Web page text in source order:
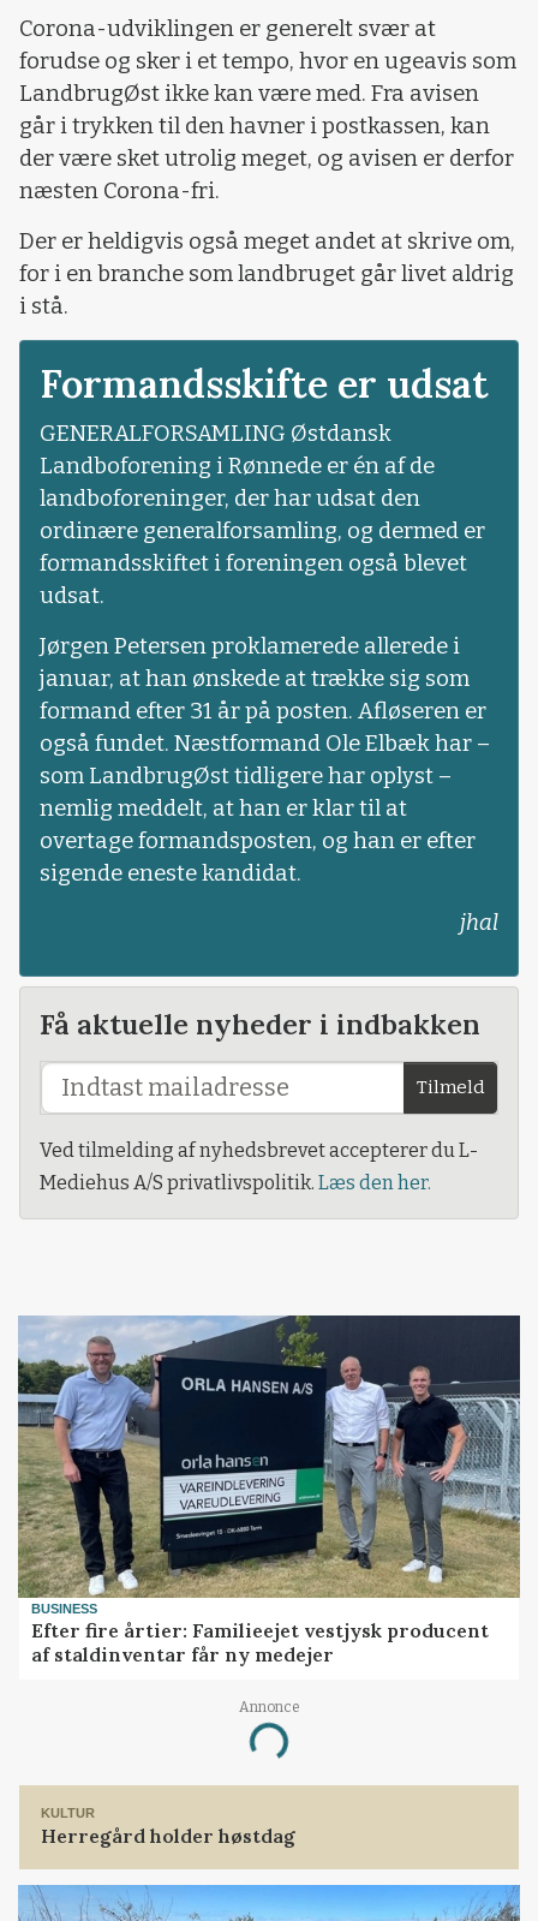
Corona-udviklingen er generelt svær at
forudse og sker i et tempo, hvor en ugeavis som
LandbrugØst ikke kan være med. Fra avisen
går i trykken til den havner i postkassen, kan
der være sket utrolig meget, og avisen er derfor
næsten Corona-fri.
Der er heldigvis også meget andet at skrive om,
for i en branche som landbruget går livet aldrig
i stå.
Formandsskifte er udsat
GENERALFORSAMLING Østdansk
Landboforening i Rønnede er én af de
landboforeninger, der har udsat den
ordinære generalforsamling, og dermed er
formandsskiftet i foreningen også blevet
udsat.
Jørgen Petersen proklamerede allerede i
januar, at han ønskede at trække sig som
formand efter 31 år på posten. Afløseren er
også fundet. Næstformand Ole Elbæk har –
som LandbrugØst tidligere har oplyst –
nemlig meddelt, at han er klar til at
overtage formandsposten, og han er efter
sigende eneste kandidat.
jhal
Få aktuelle nyheder i indbakken
Tilmeld
Ved tilmelding af nyhedsbrevet accepterer du L-
Mediehus A/S privatlivspolitik. Læs den her.
BUSINESS
Efter fire årtier: Familieejet vestjysk producent
af staldinventar får ny medejer
Annonce
Loading...
KULTUR
Herregård holder høstdag